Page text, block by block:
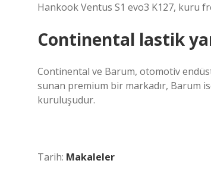
Hankook Ventus S1 evo3 K127, kuru
Continental lastik
Continental ve Barum, otomotiv
sunan premium bir markadır, Barum
kuruluşudur.
Tarih: Makaleler